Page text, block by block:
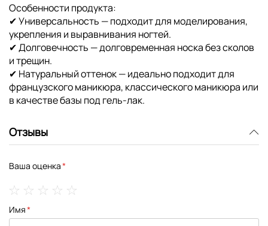
Особенности продукта:
✔ Универсальность — подходит для моделирования,
укрепления и выравнивания ногтей.
✔ Долговечность — долговременная носка без сколов
и трещин.
✔ Натуральный оттенок — идеально подходит для
французского маникюра, классического маникюра или
в качестве базы под гель-лак.
Отзывы
Ваша оценка
star
stars
stars
stars
stars
Имя